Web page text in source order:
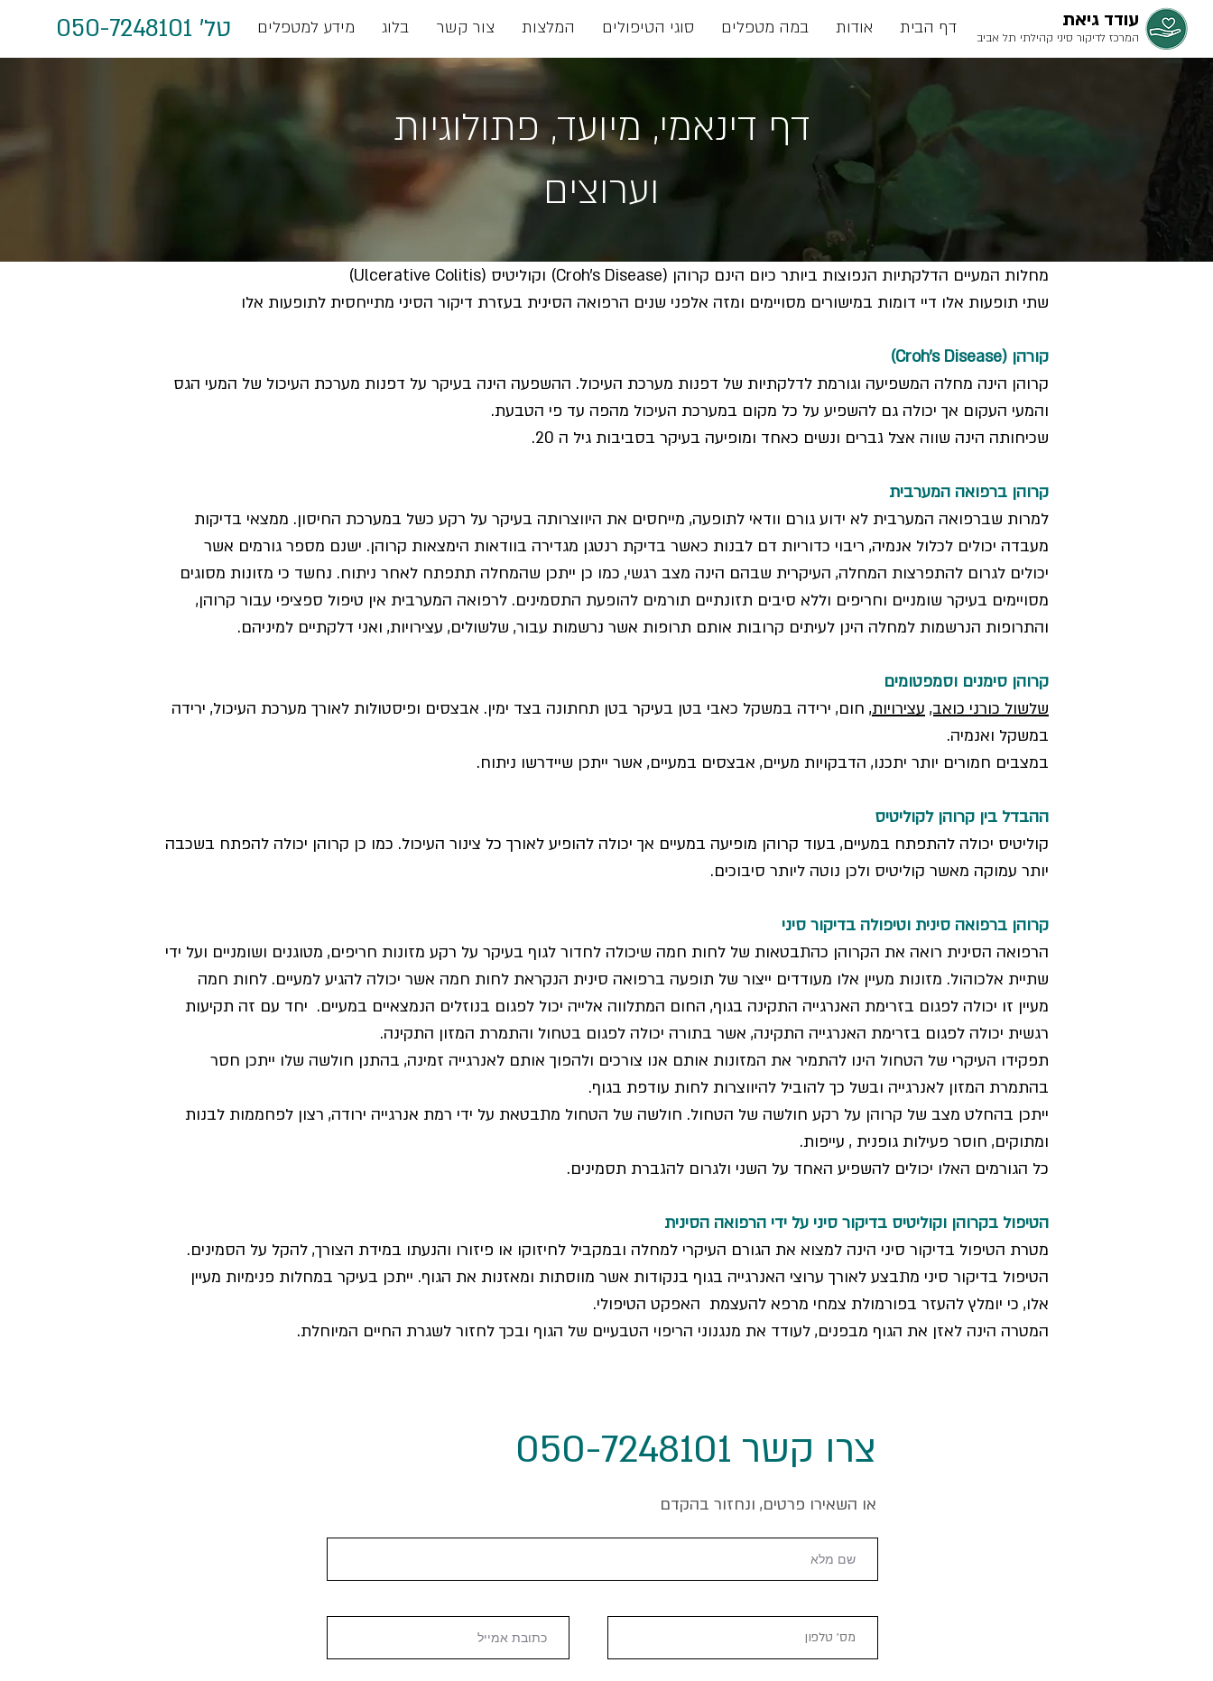
דף הבית אודות במה מטפלים סוגי הטיפולים המלצות צור קשר בלוג מידע למטפלים טל' 050-7248101 עודד גיאת
המרכז לדיקור סיני קהילתי תל אביב
דף דינאמי, מיועד, פתולוגיות
וערוצים
מחלות המעיים הדלקתיות הנפוצות ביותר כיום הינם קרוהן (Croh's Disease) וקוליטיס (Ulcerative Colitis)
שתי תופעות אלו דיי דומות במישורים מסויימים ומזה אלפני שנים הרפואה הסינית בעזרת דיקור הסיני מתייחסית לתופעות אלו
קורהן (Croh's Disease)
קרוהן הינה מחלה המשפיעה וגורמת לדלקתיות של דפנות מערכת העיכול. ההשפעה הינה בעיקר על דפנות מערכת העיכול של המעי הגס
והמעי העקום אך יכולה גם להשפיע על כל מקום במערכת העיכול מהפה עד פי הטבעת.
שכיחותה הינה שווה אצל גברים ונשים כאחד ומופיעה בעיקר בסביבות גיל ה 20.
קרוהן ברפואה המערבית
למרות שברפואה המערבית לא ידוע גורם וודאי לתופעה, מייחסים את היווצרותה בעיקר על רקע כשל במערכת החיסון. ממצאי בדיקות
מעבדה יכולים לכלול אנמיה, ריבוי כדוריות דם לבנות כאשר בדיקת רנטגן מגדירה בוודאות הימצאות קרוהן. ישנם מספר גורמים אשר
יכולים לגרום להתפרצות המחלה, העיקרית שבהם הינה מצב רגשי, כמו כן ייתכן שהמחלה תתפתח לאחר ניתוח. נחשד כי מזונות מסוגים
מסויימים בעיקר שומניים וחריפים וללא סיבים תזונתיים תורמים להופעת התסמינים. לרפואה המערבית אין טיפול ספציפי עבור קרוהן,
והתרופות הנרשמות למחלה הינן לעיתים קרובות אותם תרופות אשר נרשמות עבור, שלשולים, עצירויות, ואני דלקתיים למיניהם.
קרוהן סימנים וסמפטומים
שלשול כורני כואב, עצירויות, חום, ירידה במשקל כאבי בטן בעיקר בטן תחתונה בצד ימין. אבצסים ופיסטולות לאורך מערכת העיכול, ירידה
במשקל ואנמיה.
במצבים חמורים יותר יתכנו, הדבקויות מעיים, אבצסים במעיים, אשר ייתכן שיידרשו ניתוח.
ההבדל בין קרוהן לקוליטיס
קוליטיס יכולה להתפתח במעיים, בעוד קרוהן מופיעה במעיים אך יכולה להופיע לאורך כל צינור העיכול. כמו כן קרוהן יכולה להפתח בשכבה
יותר עמוקה מאשר קוליטיס ולכן נוטה ליותר סיבוכים.
קרוהן ברפואה סינית וטיפולה בדיקור סיני
הרפואה הסינית רואה את הקרוהן כהתבטאות של לחות חמה שיכולה לחדור לגוף בעיקר על רקע מזונות חריפים, מטוגנים ושומניים ועל ידי
שתיית אלכוהול. מזונות מעיין אלו מעודדים ייצור של תופעה ברפואה סינית הנקראת לחות חמה אשר יכולה להגיע למעיים. לחות חמה
מעיין זו יכולה לפגום בזרימת האנרגייה התקינה בגוף, החום המתלווה אלייה יכול לפגום בנוזלים הנמצאיים במעיים. יחד עם זה תקיעות
רגשית יכולה לפגום בזרימת האנרגייה התקינה, אשר בתורה יכולה לפגום בטחול והתמרת המזון התקינה.
תפקידו העיקרי של הטחול הינו להתמיר את המזונות אותם אנו צורכים ולהפוך אותם לאנרגייה זמינה, בהתנן חולשה שלו ייתכן חסר
בהתמרת המזון לאנרגייה ובשל כך להוביל להיווצרות לחות עודפת בגוף.
ייתכן בהחלט מצב של קרוהן על רקע חולשה של הטחול. חולשה של הטחול מתבטאת על ידי רמת אנרגייה ירודה, רצון לפחממות לבנות
ומתוקים, חוסר פעילות גופנית , עייפות.
כל הגורמים האלו יכולים להשפיע האחד על השני ולגרום להגברת תסמינים.
הטיפול בקרוהן וקוליטיס בדיקור סיני על ידי הרפואה הסינית
מטרת הטיפול בדיקור סיני הינה למצוא את הגורם העיקרי למחלה ובמקביל לחיזוקו או פיזורו והנעתו במידת הצורך, להקל על הסמינים.
הטיפול בדיקור סיני מתבצע לאורך ערוצי האנרגייה בגוף בנקודות אשר מווסתות ומאזנות את הגוף. ייתכן בעיקר במחלות פנימיות מעיין
אלו, כי יומלץ להעזר בפורמולת צמחי מרפא להעצמת האפקט הטיפולי.
המטרה הינה לאזן את הגוף מבפנים, לעודד את מנגנוני הריפוי הטבעיים של הגוף ובכך לחזור לשגרת החיים המיוחלת.
צרו קשר 050-7248101
או השאירו פרטים, ונחזור בהקדם